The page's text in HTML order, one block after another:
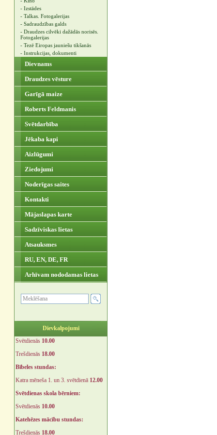
- Izstādes
- Talkas. Fotogalerijas
- Sadraudzības galds
- Draudzes cilvēki dažādās norisēs.
Fotogalerijas
- Tezē Eiropas jauniešu tikšanās
- Instrukcijas, dokumenti
Dievnams
Draudzes vēsture
Garīgā maize
Roberts Feldmanis
Svētdarbība
Jēkaba kapi
Aizlūgumi
Ziedojumi
Noderīgas saites
Kontakti
Mājaslapas karte
Sadzīviskas lietas
Atsauksmes
RU, EN, DE, FR
Arhīvam nododamas lietas
Dievkalpojumi
Svētdienās 10.00
Trešdienās 18.00
Bībeles stundas:
Katra mēneša 1. un 3. svētdienā 12.00
Svētdienas skola bērniem:
Svētdienās 10.00
Katehēzes mācību stundas:
Trešdienās 18.00